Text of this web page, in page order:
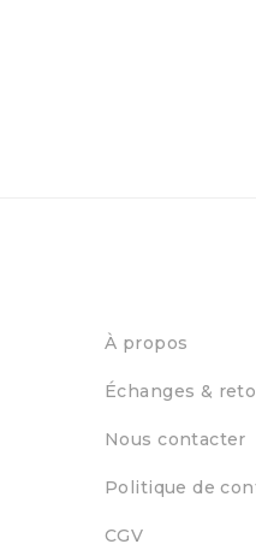
À propos
Échanges &
Nous contacter
Politique de
CGV